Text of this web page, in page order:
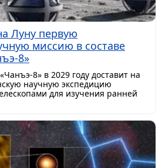
Луну первую
миссию в составе
8»
8» в 2029 году доставит на
научную экспедицию
для изучения ранней